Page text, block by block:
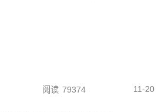
阅读 79374 11-20